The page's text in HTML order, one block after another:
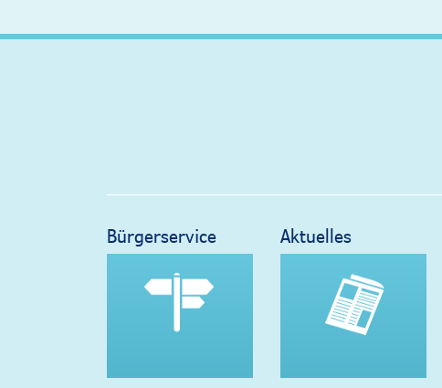
Bürgerservice Aktuelles